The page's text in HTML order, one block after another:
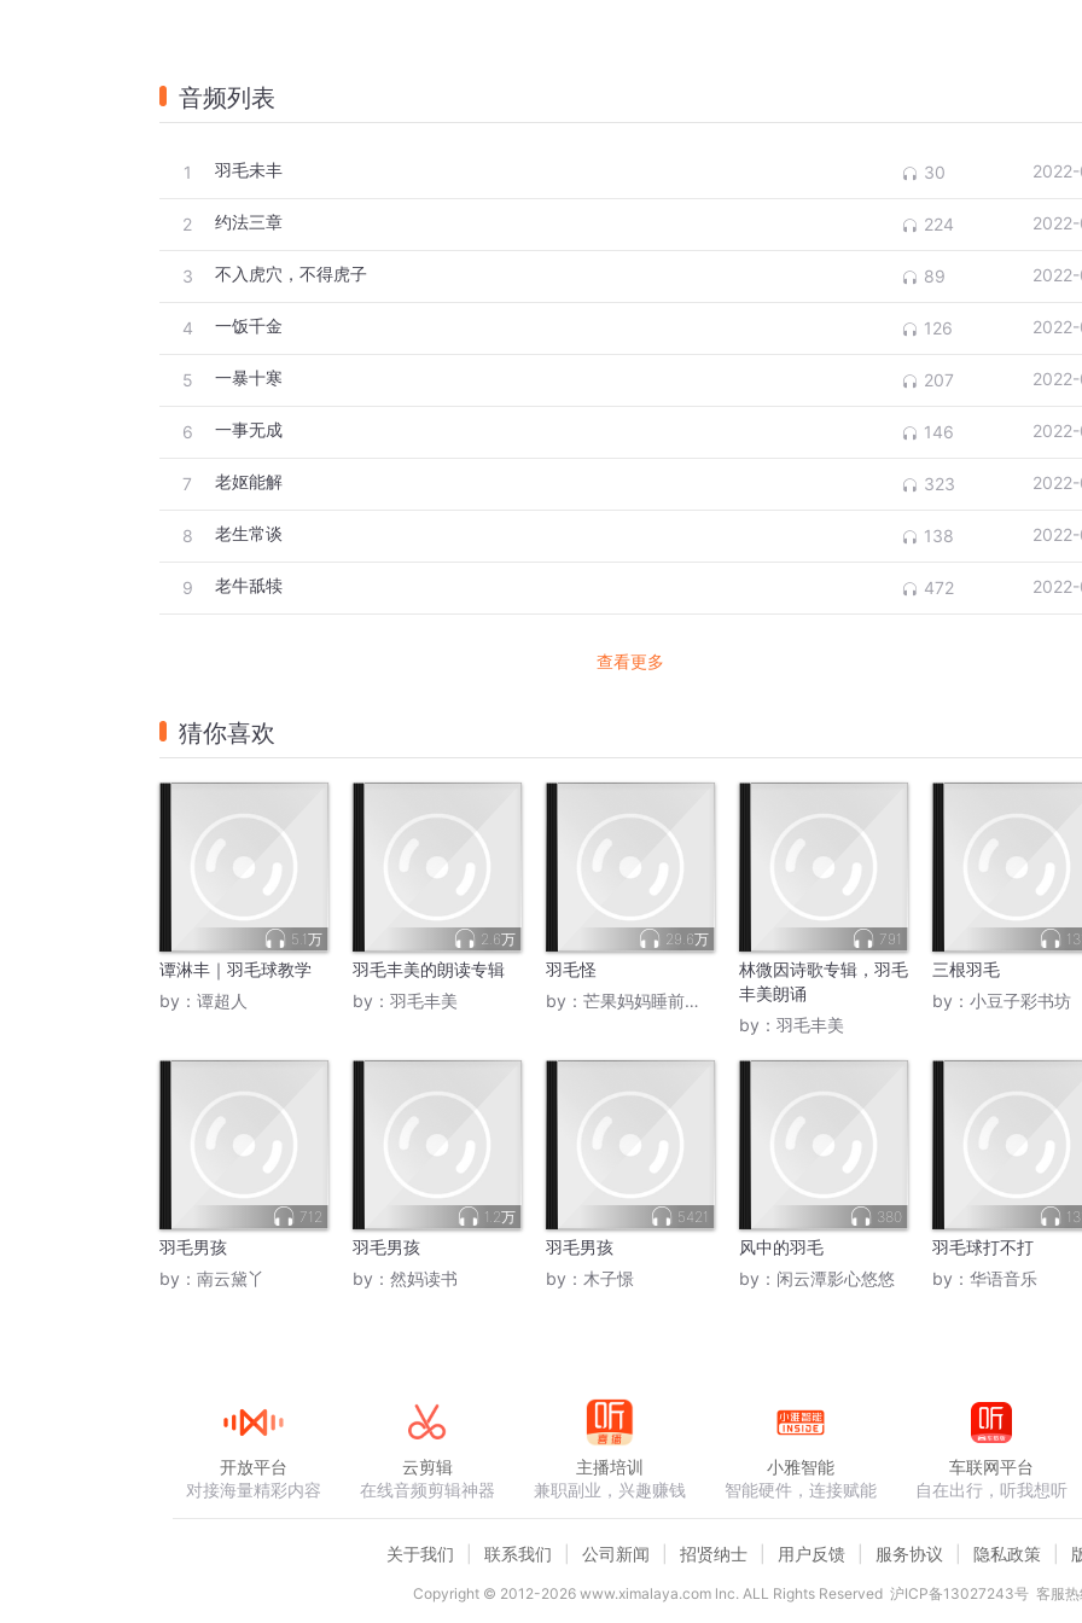
音频列表
1 羽毛未丰 30
2 约法三章 224
3 不入虎穴，不得虎子 89
4 一饭千金 126
5 一暴十寒 207
6 一事无成 146
7 老妪能解 323
8 老生常谈 138
9 老牛舐犊 472
查看更多
猜你喜欢
5.1万
谭淋丰｜羽毛球教学
by： 谭超人
2.6万
羽毛丰美的朗读专辑
by： 羽毛丰美
29.6万
羽毛怪
by： 芒果妈妈睡前故事
791
林微因诗歌专辑，羽毛
丰美朗诵
by： 羽毛丰美
三根羽毛
by： 小豆子彩书坊
712
羽毛男孩
by： 南云黛丫
1.2万
羽毛男孩
by： 然妈读书
5421
羽毛男孩
by： 木子憬
380
风中的羽毛
by： 闲云潭影心悠悠
羽毛球打不打
by： 华语音乐
开放平台
对接海量精彩内容
云剪辑
在线音频剪辑神器
主播培训
兼职副业，兴趣赚钱
小雅智能
智能硬件，连接赋能
车联网平台
自在出行，听我想听
关于我们 联系我们 公司新闻 招贤纳士 用户反馈 服务协议 隐私政策
Copyright © 2012-2026www.ximalaya.com lnc. ALL Rights Reserved 沪ICP备13027243号 客服